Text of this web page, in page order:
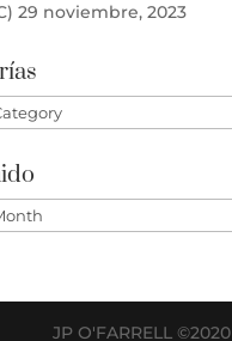
29 noviembre, 2023
JP O'FARRELL ©2020